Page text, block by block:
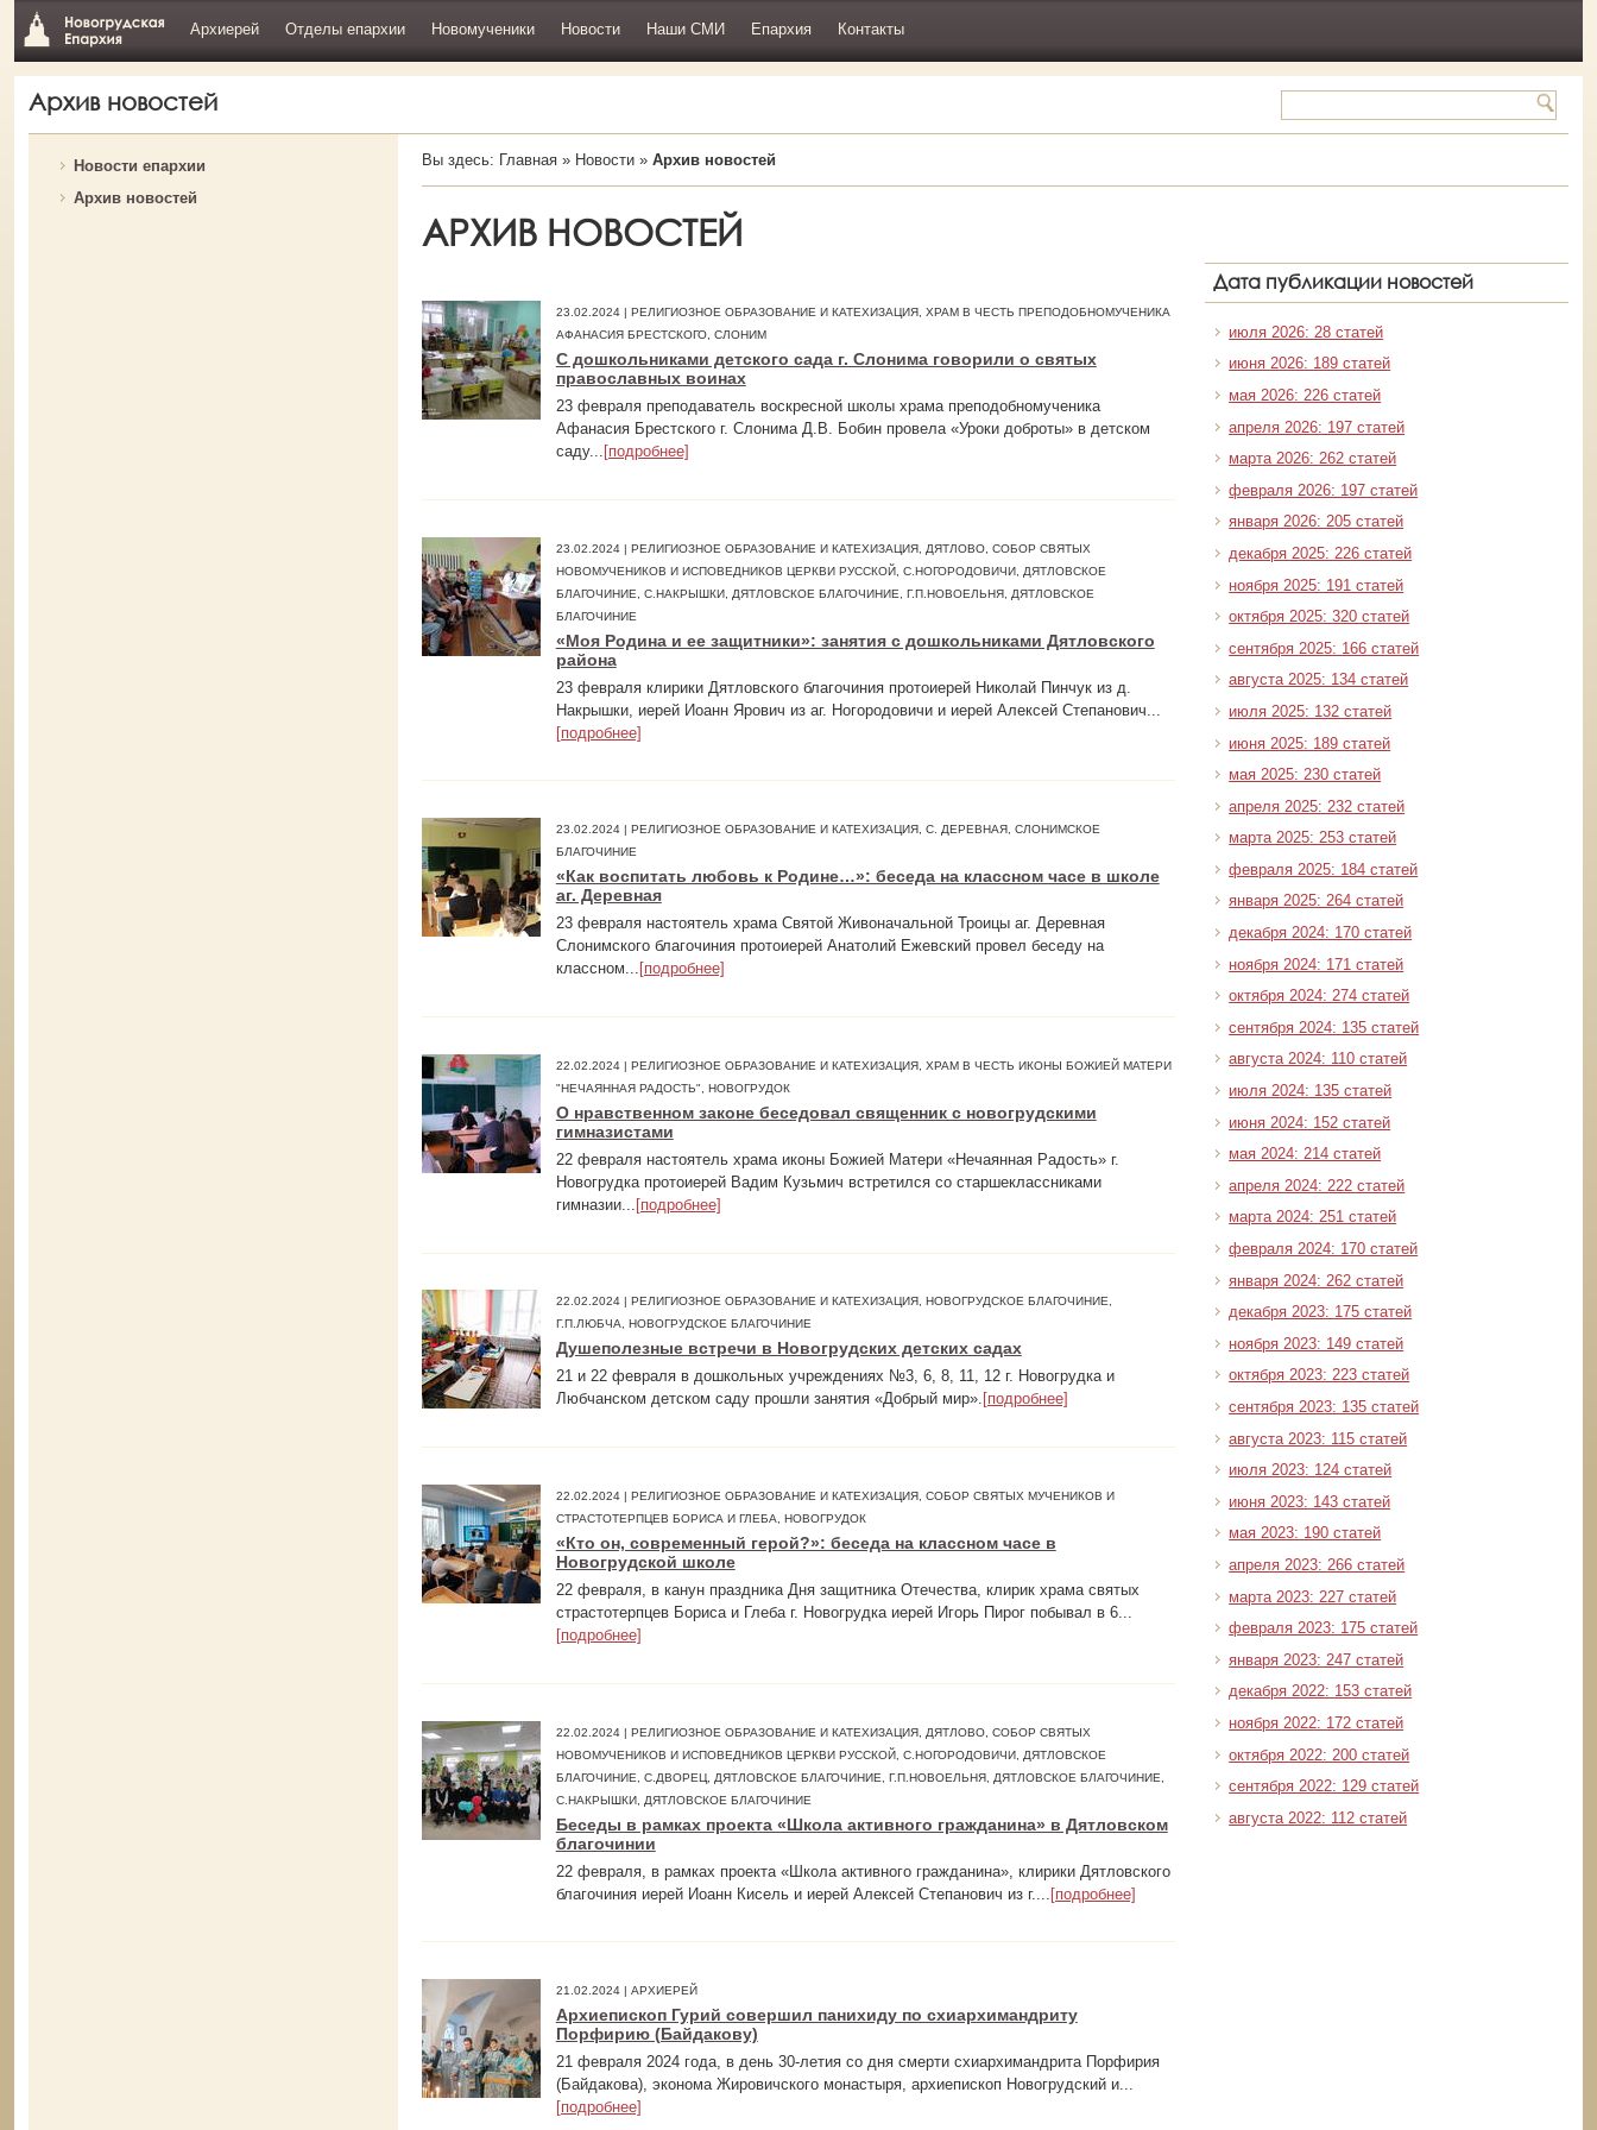
Архиерей Отделы епархии Новомученики Новости Наши СМИ Епархия Контакты
Архив новостей
Новости епархии
Архив новостей
Вы здесь: Главная» Новости» Архив новостей
АРХИВ НОВОСТЕЙ
23.02.2024 | РЕЛИГИОЗНОЕ ОБРАЗОВАНИЕ И КАТЕХИЗАЦИЯ, ХРАМ В ЧЕСТЬ ПРЕПОДОБНОМУЧЕНИКА
АФАНАСИЯ БРЕСТСКОГО, СЛОНИМ
С дошкольниками детского сада г. Слонима говорили о святых
православных воинах
23 февраля преподаватель воскресной школы храма преподобномученика
Афанасия Брестского г. Слонима Д.В. Бобин провела «Уроки доброты» в детском
саду... [подробнее]
23.02.2024 | РЕЛИГИОЗНОЕ ОБРАЗОВАНИЕ И КАТЕХИЗАЦИЯ, ДЯТЛОВО, СОБОР СВЯТЫХ
НОВОМУЧЕНИКОВ И ИСПОВЕДНИКОВ ЦЕРКВИ РУССКОЙ, С.НОГОРОДОВИЧИ, ДЯТЛОВСКОЕ
БЛАГОЧИНИЕ, С.НАКРЫШКИ, ДЯТЛОВСКОЕ БЛАГОЧИНИЕ, Г.П.НОВОЕЛЬНЯ, ДЯТЛОВСКОЕ
БЛАГОЧИНИЕ
«Моя Родина и ее защитники»: занятия с дошкольниками Дятловского
района
23 февраля клирики Дятловского благочиния протоиерей Николай Пинчук из д.
Накрышки, иерей Иоанн Ярович из аг. Ногородовичи и иерей Алексей Степанович...
[подробнее]
23.02.2024 | РЕЛИГИОЗНОЕ ОБРАЗОВАНИЕ И КАТЕХИЗАЦИЯ, С. ДЕРЕВНАЯ, СЛОНИМСКОЕ
БЛАГОЧИНИЕ
«Как воспитать любовь к Родине…»: беседа на классном часе в школе
аг. Деревная
23 февраля настоятель храма Святой Живоначальной Троицы аг. Деревная
Слонимского благочиния протоиерей Анатолий Ежевский провел беседу на
классном... [подробнее]
22.02.2024 | РЕЛИГИОЗНОЕ ОБРАЗОВАНИЕ И КАТЕХИЗАЦИЯ, ХРАМ В ЧЕСТЬ ИКОНЫ БОЖИЕЙ МАТЕРИ
"НЕЧАЯННАЯ РАДОСТЬ", НОВОГРУДОК
О нравственном законе беседовал священник с новогрудскими
гимназистами
22 февраля настоятель храма иконы Божией Матери «Нечаянная Радость» г.
Новогрудка протоиерей Вадим Кузьмич встретился со старшеклассниками
гимназии...
[подробнее]
22.02.2024 | РЕЛИГИОЗНОЕ ОБРАЗОВАНИЕ И КАТЕХИЗАЦИЯ, НОВОГРУДСКОЕ БЛАГОЧИНИЕ,
Г.П.ЛЮБЧА, НОВОГРУДСКОЕ БЛАГОЧИНИЕ
Душеполезные встречи в Новогрудских детских садах
21 и 22 февраля в дошкольных учреждениях №3, 6, 8, 11, 12 г. Новогрудка и
Любчанском детском саду прошли занятия «Добрый мир». [подробнее]
22.02.2024 | РЕЛИГИОЗНОЕ ОБРАЗОВАНИЕ И КАТЕХИЗАЦИЯ, СОБОР СВЯТЫХ МУЧЕНИКОВ И
СТРАСТОТЕРПЦЕВ БОРИСА И ГЛЕБА, НОВОГРУДОК
«Кто он, современный герой?»: беседа на классном часе в
Новогрудской школе
22 февраля, в канун праздника Дня защитника Отечества, клирик храма святых
страстотерпцев Бориса и Глеба г. Новогрудка иерей Игорь Пирог побывал в 6...
[подробнее]
22.02.2024 | РЕЛИГИОЗНОЕ ОБРАЗОВАНИЕ И КАТЕХИЗАЦИЯ, ДЯТЛОВО, СОБОР СВЯТЫХ
НОВОМУЧЕНИКОВ И ИСПОВЕДНИКОВ ЦЕРКВИ РУССКОЙ, С.НОГОРОДОВИЧИ, ДЯТЛОВСКОЕ
БЛАГОЧИНИЕ, С.ДВОРЕЦ, ДЯТЛОВСКОЕ БЛАГОЧИНИЕ, Г.П.НОВОЕЛЬНЯ, ДЯТЛОВСКОЕ БЛАГОЧИНИЕ,
С.НАКРЫШКИ, ДЯТЛОВСКОЕ БЛАГОЧИНИЕ
Беседы в рамках проекта «Школа активного гражданина» в Дятловском
благочинии
22 февраля, в рамках проекта «Школа активного гражданина», клирики Дятловского
благочиния иерей Иоанн Кисель и иерей Алексей Степанович из г.... [подробнее]
21.02.2024 | АРХИЕРЕЙ
Архиепископ Гурий совершил панихиду по схиархимандриту
Порфирию (Байдакову)
21 февраля 2024 года, в день 30-летия со дня смерти схиархимандрита Порфирия
(Байдакова), эконома Жировичского монастыря, архиепископ Новогрудский и...
[подробнее]
Дата публикации новостей
июля 2026: 28 статей
июня 2026: 189 статей
мая 2026: 226 статей
апреля 2026: 197 статей
марта 2026: 262 статей
февраля 2026: 197 статей
января 2026: 205 статей
декабря 2025: 226 статей
ноября 2025: 191 статей
октября 2025: 320 статей
сентября 2025: 166 статей
августа 2025: 134 статей
июля 2025: 132 статей
июня 2025: 189 статей
мая 2025: 230 статей
апреля 2025: 232 статей
марта 2025: 253 статей
февраля 2025: 184 статей
января 2025: 264 статей
декабря 2024: 170 статей
ноября 2024: 171 статей
октября 2024: 274 статей
сентября 2024: 135 статей
августа 2024: 110 статей
июля 2024: 135 статей
июня 2024: 152 статей
мая 2024: 214 статей
апреля 2024: 222 статей
марта 2024: 251 статей
февраля 2024: 170 статей
января 2024: 262 статей
декабря 2023: 175 статей
ноября 2023: 149 статей
октября 2023: 223 статей
сентября 2023: 135 статей
августа 2023: 115 статей
июля 2023: 124 статей
июня 2023: 143 статей
мая 2023: 190 статей
апреля 2023: 266 статей
марта 2023: 227 статей
февраля 2023: 175 статей
января 2023: 247 статей
декабря 2022: 153 статей
ноября 2022: 172 статей
октября 2022: 200 статей
сентября 2022: 129 статей
августа 2022: 112 статей